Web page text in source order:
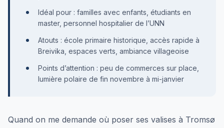
Idéal pour : familles avec enfants, étudiants en
master, personnel hospitalier de l’UNN
Atouts : école primaire historique, accès rapide à
Breivika, espaces verts, ambiance villageoise
Points d’attention : peu de commerces sur place,
lumière polaire de fin novembre à mi-janvier
Quand on me demande où poser ses valises à Tromsø